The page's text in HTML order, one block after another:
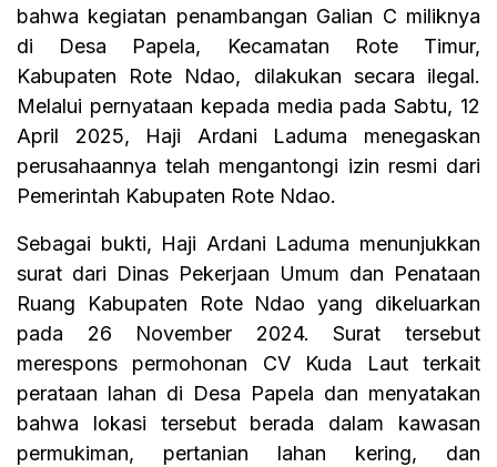
bahwa kegiatan penambangan Galian C miliknya
di Desa Papela, Kecamatan Rote Timur,
Kabupaten Rote Ndao, dilakukan secara ilegal.
Melalui pernyataan kepada media pada Sabtu, 12
April 2025, Haji Ardani Laduma menegaskan
perusahaannya telah mengantongi izin resmi dari
Pemerintah Kabupaten Rote Ndao.
Sebagai bukti, Haji Ardani Laduma menunjukkan
surat dari Dinas Pekerjaan Umum dan Penataan
Ruang Kabupaten Rote Ndao yang dikeluarkan
pada 26 November 2024. Surat tersebut
merespons permohonan CV Kuda Laut terkait
perataan lahan di Desa Papela dan menyatakan
bahwa lokasi tersebut berada dalam kawasan
permukiman, pertanian lahan kering, dan